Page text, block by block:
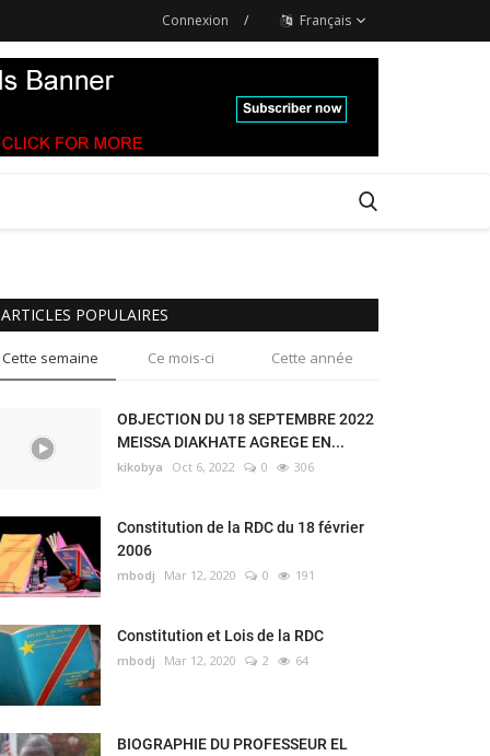
Connexion / Français
ARTICLES POPULAIRES
Cette semaine Ce mois-ci Cette année
OBJECTION DU 18 SEPTEMBRE 2022
MEISSA DIAKHATE AGREGE EN...
kikobya Oct 6, 2022 0 306
Constitution de la RDC du 18 février
2006
mbodj Mar 12, 2020 0 191
Constitution et Lois de la RDC
mbodj Mar 12, 2020 2 64
BIOGRAPHIE DU PROFESSEUR EL